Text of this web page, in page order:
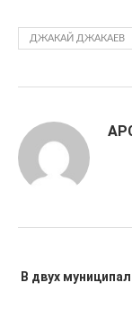
ДЖАКАЙ ДЖАКАЕВ
В двух